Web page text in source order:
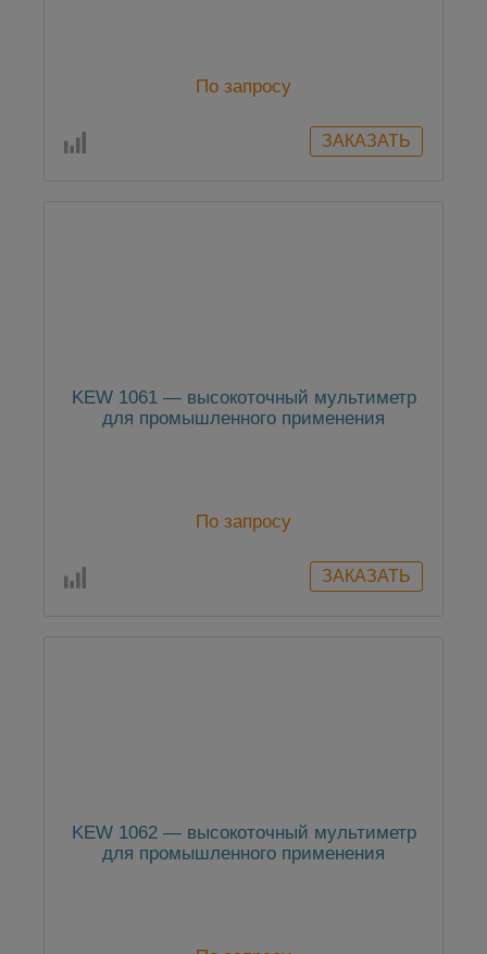
По запросу
KEW 1061 — высокоточный мультиметр
для промышленного применения
По запросу
KEW 1062 — высокоточный мультиметр
для промышленного применения